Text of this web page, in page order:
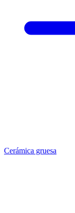
Cerámica gruesa